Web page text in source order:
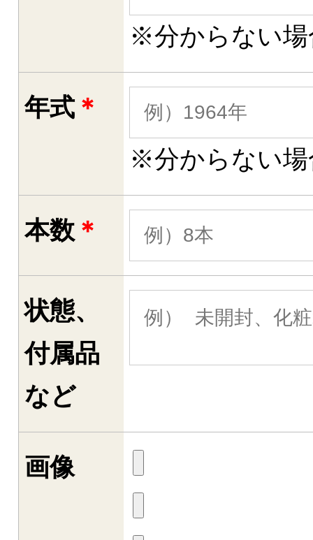
※分からない場
年式＊
※分からない場
本数 ＊
状態、
付属品
など
画像